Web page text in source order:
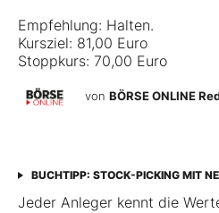
Empfehlung: Halten.
Kursziel: 81,00 Euro
Stoppkurs: 70,00 Euro
von BÖRSE ONLINE
BUCHTIPP: STOCK-PICKING MIT
Jeder Anleger kennt die